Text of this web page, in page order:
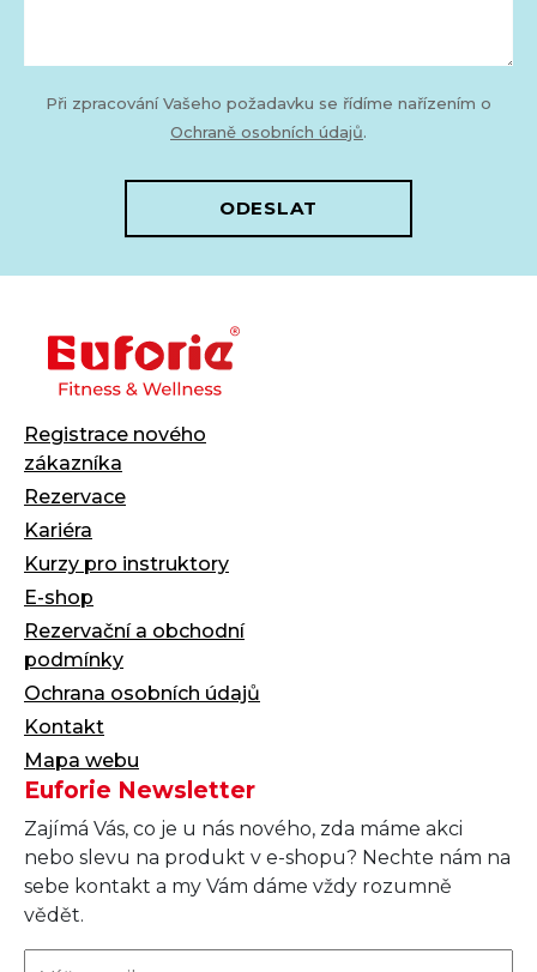
Při zpracování Vašeho požadavku se řídíme nařízením o
Ochraně osobních údajů.
ODESLAT
Registrace nového
zákazníka
Rezervace
Kariéra
Kurzy pro instruktory
E-shop
Rezervační a obchodní
podmínky
Ochrana osobních údajů
Kontakt
Mapa webu
Euforie Newsletter
Zajímá Vás, co je u nás nového, zda máme akci
nebo slevu na produkt v e-shopu? Nechte nám na
sebe kontakt a my Vám dáme vždy rozumně
vědět.